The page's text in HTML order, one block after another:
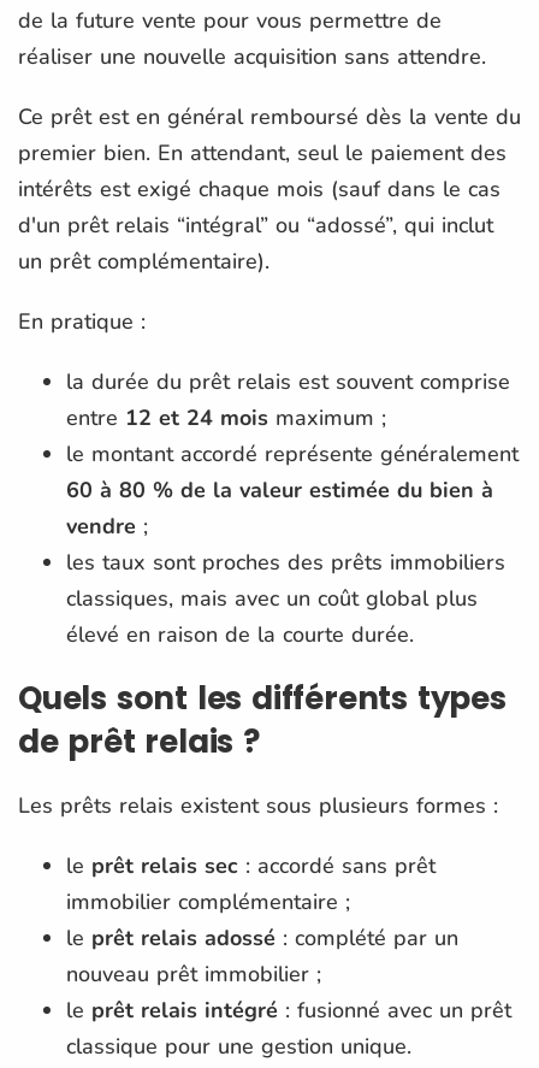
de la future vente pour vous permettre de
réaliser une nouvelle acquisition sans attendre.
Ce prêt est en général remboursé dès la vente du
premier bien. En attendant, seul le paiement des
intérêts est exigé chaque mois (sauf dans le cas
d'un prêt relais “intégral” ou “adossé”, qui inclut
un prêt complémentaire).
En pratique :
la durée du prêt relais est souvent comprise
entre 12 et 24 mois maximum ;
le montant accordé représente généralement
60 à 80 % de la valeur estimée du bien à
vendre ;
les taux sont proches des prêts immobiliers
classiques, mais avec un coût global plus
élevé en raison de la courte durée.
Quels sont les différents types
de prêt relais ?
Les prêts relais existent sous plusieurs formes :
le prêt relais sec : accordé sans prêt
immobilier complémentaire ;
le prêt relais adossé : complété par un
nouveau prêt immobilier ;
le prêt relais intégré : fusionné avec un prêt
classique pour une gestion unique.